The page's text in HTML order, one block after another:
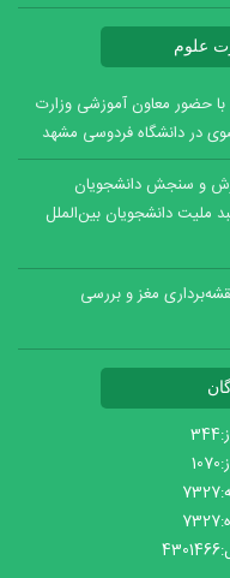
علوم
با حضور معاون آموزشی وزارت
در دانشگاه فردوسی مشهد
و سنجش دانشجویان
ملیت دانشجویان بین‌الملل
مغز و بررسی
344
1070
7327
7327
4301466